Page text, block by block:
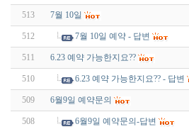
513 7월 10일
512 7월 10일 예약 - 답변
511 6.23 예약 가능한지요??
510 6.23 예약 가능한지요?? - 답변
509 6월9일 예약문의
508 6월9일 예약문의-답변